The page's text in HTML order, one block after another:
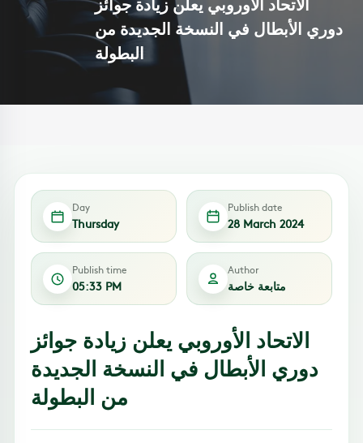
دوري الأبطال في النسخة الجديدة من
البطولة
Day
Thursday
Publish date
28 March 2024
Publish time
05:33 PM
Author
متابعة خاصة
الاتحاد الأوروبي يعلن زيادة جوائز
دوري الأبطال في النسخة الجديدة
من البطولة